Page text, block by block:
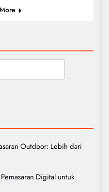
Outdoor: Lebih dari
Digital untuk